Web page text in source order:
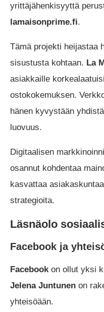
yrittäjähenkisyyttä
lamaisonprime.fi.
Tämä projekti heijastaa
sisustusta kohtaan. La
asiakkaille
ostokokemuksen.
hänen kyvystään
luovuus.
Digitaalisen
osannut kohdentaa
kasvattaa
strategioita.
Läsnäolo
Facebook ja
Facebookon ollut yksi
Jelena Juntunen on
yhteisöään.